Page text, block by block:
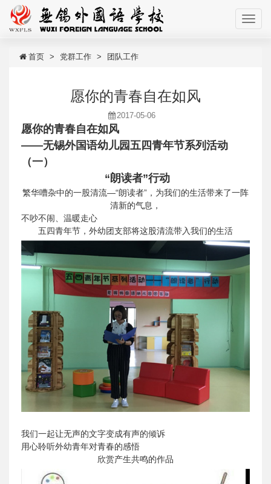
首页 党群工作 团队工作
愿你的青春自在如风
2017-05-06
愿你的青春自在如风
——无锡外国语幼儿园五四青年节系列活动
（一）
“朗读者”行动
繁华嘈杂中的一股清流—“朗读者”，为我们的生活带来了一阵
清新的气息，
不吵不闹、温暖走心
五四青年节，外幼团支部将这股清流带入我们的生活
我们一起让无声的文字变成有声的倾诉
用心聆听外幼青年对青春的感悟
欣赏产生共鸣的作品